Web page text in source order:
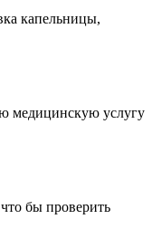
капельницы,
медицинскую услугу
бы проверить